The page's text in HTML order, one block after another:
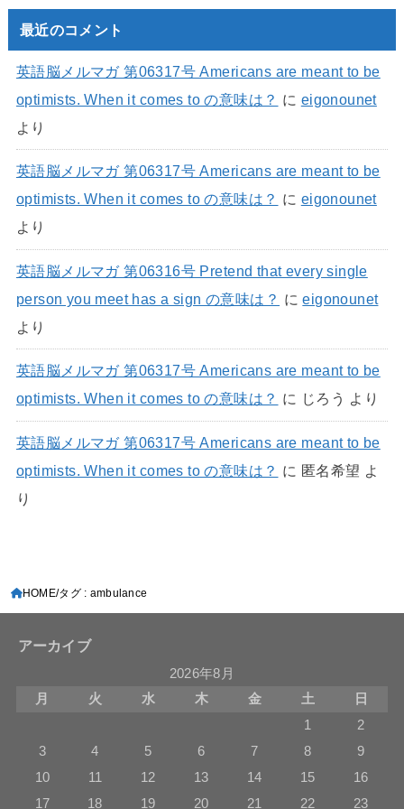
最近のコメント
英語脳メルマガ 第06317号 Americans are meant to be
optimists. When it comes to の意味は？ に eigonounet
より
英語脳メルマガ 第06317号 Americans are meant to be
optimists. When it comes to の意味は？ に eigonounet
より
英語脳メルマガ 第06316号 Pretend that every single
person you meet has a sign の意味は？ にeigonounet
より
英語脳メルマガ 第06317号 Americans are meant to be
optimists. When it comes to の意味は？ に じろう より
英語脳メルマガ 第06317号 Americans are meant to be
optimists. When it comes to の意味は？ に 匿名希望 よ
り
HOME タグ : ambulance
アーカイブ
2026年8月
月
火 水 木 金 土
日
1
2
3
4 5 6 7 8
9
10
11 12 13 14 15
16
17
18 19 20 21 22 23